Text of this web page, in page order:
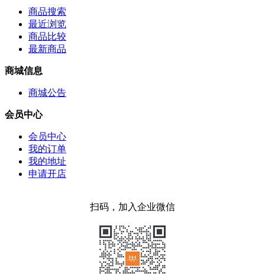
商品搜索
最近浏览
商品比较
最新商品
商城信息
商城公告
会员中心
会员中心
我的订单
我的地址
申请开店
扫码，加入企业微信